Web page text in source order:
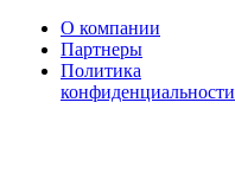
О компании
Партнеры
Политика
конфиденциальности